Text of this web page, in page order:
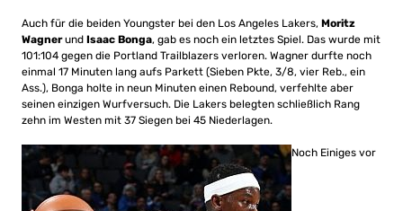
Auch für die beiden Youngster bei den Los Angeles Lakers, Moritz
Wagnerund Isaac Bonga, gab es noch ein letztes Spiel. Das wurde mit
101:104 gegen die Portland Trailblazers verloren. Wagner durfte noch
einmal 17 Minuten lang aufs Parkett (Sieben Pkte, 3/8, vier Reb., ein
Ass.), Bonga holte in neun Minuten einen Rebound, verfehlte aber
seinen einzigen Wurfversuch. Die Lakers belegten schließlich Rang
zehn im Westen mit 37 Siegen bei 45 Niederlagen.
Noch Einiges vor